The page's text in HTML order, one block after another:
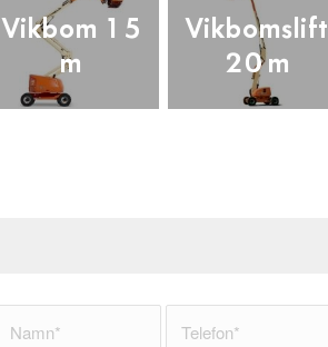
Vikbom 15
m
Vikbomslift
20 m